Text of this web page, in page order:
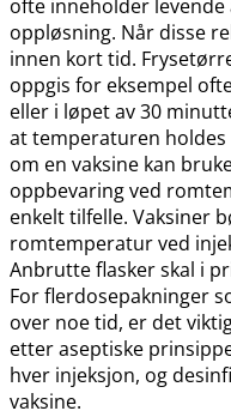
ofte inneholder
oppløsning. Når disse
innen kort tid.
oppgis for eksempel
eller i løpet av 30
at temperaturen holdes
om en vaksine kan
oppbevaring ved
enkelt tilfelle. Vaksiner
romtemperatur ved
Anbrutte flasker skal i
For flerdosepakninger
over noe tid, er det
etter aseptiske
hver injeksjon, og
vaksine.